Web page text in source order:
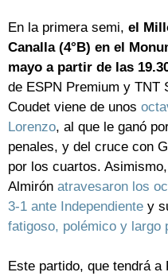
En la primera semi, el
Canalla (4°B) en el
mayo a partir de las
de ESPN Premium y TNT
Coudet viene de unos
Lorenzo, al que le ganó
penales, y del cruce con
por los cuartos.
Almirón atravesaron los
3-1 ante Independiente y
fatigoso, polémico y largo
Este partido, que tendrá